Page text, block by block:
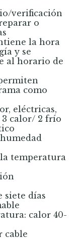
verificación
o
la hora
y se
al horario de
como
eléctricas,
3 calor/ 2 frío
temperatura
siete días
calor 40-
cable